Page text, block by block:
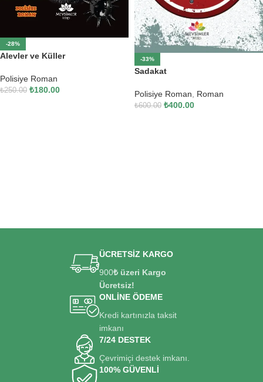
-28%
Alevler ve Küller
Polisiye Roman
₺250.00 ₺180.00
-33%
Sadakat
Polisiye Roman Roman
₺600.00 ₺400.00
ÜCRETSİZ KARGO
900₺ üzeri Kargo
Ücretsiz!
ONLİNE ÖDEME
Kredi kartınızla taksit
imkanı
7/24 DESTEK
Çevrimiçi destek imkanı.
100% GÜVENLİ